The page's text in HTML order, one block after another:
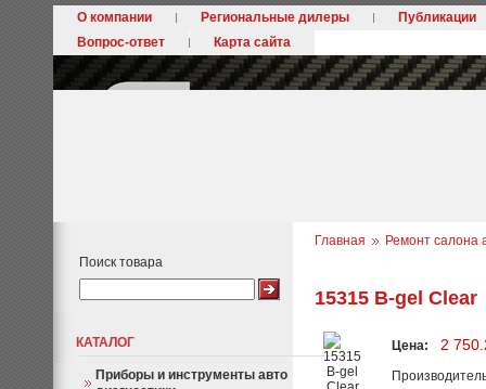
О компании Региональные дилеры
Публикации
Вопрос-ответ
Карта сайта
Поиск товара
КАТАЛОГ
Приборы и инструменты авто
Главная Ремонт салона
15315 B-gel Clear
Цена: 2